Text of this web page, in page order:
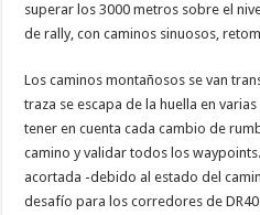
superar los 3000 metros sobre el
de rally, con caminos sinuosos,
Los caminos montañosos se van
traza se escapa de la huella en
tener en cuenta cada cambio de
camino y validar todos los
acortada -debido al estado del
desafío para los corredores de